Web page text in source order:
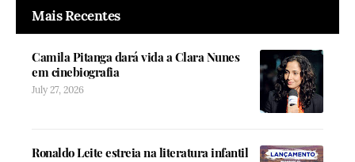
Mais Recentes
Camila Pitanga dará vida a Clara Nunes
em cinebiografia
July 27, 2026
Ronaldo Leite estreia na literatura infantil